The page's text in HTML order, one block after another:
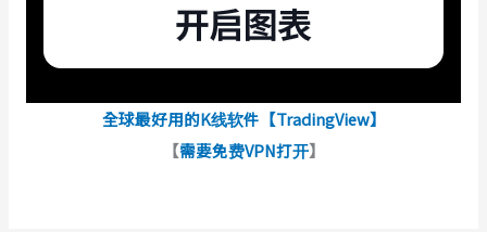
全球最好用的K线软件【TradingView】
【需要免费VPN打开】